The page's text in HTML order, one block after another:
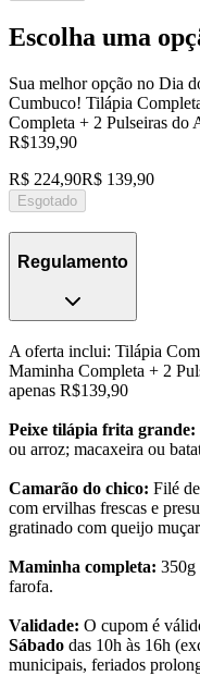
Escolha uma
Sua melhor opção no Dia
Cumbuco! Tilápia
Completa + 2 Pulseiras do
R$139,90
R$ 224,90R$ 139,90
Esgotado
Regulamento
A oferta inclui: Tilápia
Maminha Completa + 2
apenas R$139,90
Peixe tilápia frita grande:
ou arroz; macaxeira ou
Camarão do chico: Filé
com ervilhas frescas e
gratinado com queijo
Maminha completa: 350g
farofa.
Validade: O cupom é
Sábado das 10h às 16h
municipais, feriados